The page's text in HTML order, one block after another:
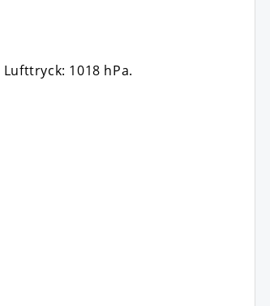
Lufttryck: 1018 hPa.